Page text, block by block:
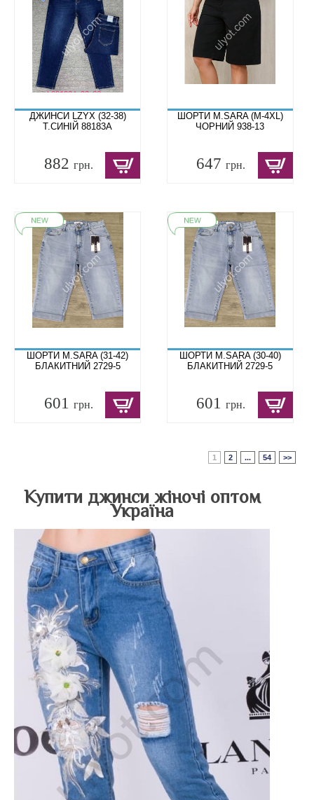
ДЖИНСИ LZYX (32-38)
Т.СИНІЙ 88183A
882 грн.
ШОРТИ M.SARA (M-4XL)
ЧОРНИЙ 938-13
647грн.
ШОРТИ M.SARA (31-42)
БЛАКИТНИЙ 2729-5
601 грн.
ШОРТИ M.SARA (30-40)
БЛАКИТНИЙ 2729-5
601грн.
1 2 ... 54 >>
Купити джинси жіночі оптом
Україна